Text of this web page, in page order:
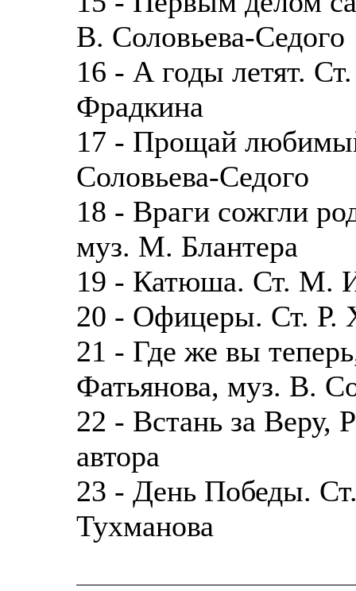
В. Соловьева-Седого
16 - А годы летят.
Фрадкина
17 - Прощай
Соловьева-Седого
18 - Враги сожгли
муз. М. Блантера
19 - Катюша. Ст. М.
20 - Офицеры. Ст. Р.
21 - Где же вы
Фатьянова, муз. В.
22 - Встань за Веру,
автора
23 - День Победы.
Тухманова